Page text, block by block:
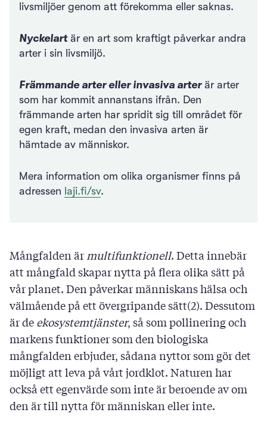
livsmiljöer genom att förekomma eller saknas.
Nyckelartär en art som kraftigt påverkar andra
arter i sin livsmiljö.
Främmande arter eller invasiva arterär arter
som har kommit annanstans ifrån. Den
främmande arten har spridit sig till området för
egen kraft, medan den invasiva arten är
hämtade av människor.
Mera information om olika organismer finns på
adressen laji.fi/sv.
Mångfalden ärmultifunktionell. Detta innebär
att mångfald skapar nytta på flera olika sätt på
vår planet. Den påverkar människans hälsa och
välmående på ett övergripande sätt(2). Dessutom
är deekosystemtjänster, så som pollinering och
markens funktioner som den biologiska
mångfalden erbjuder, sådana nyttor som gör det
möjligt att leva på vårt jordklot. Naturen har
också ett egenvärde som inte är beroende av om
den är till nytta för människan eller inte.